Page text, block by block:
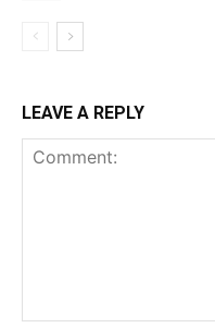
LEAVE A REPLY